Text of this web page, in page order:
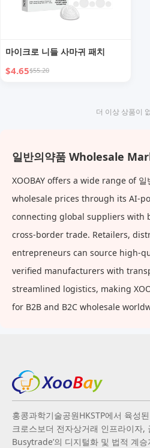
마이크로 니들 사마귀 패치
$4.65$55.20
더 이상 상품이
일반의약품 Wholesale
XOOBAY offers a wide range of
wholesale prices through its AI-
connecting global suppliers with
cross-border trade. Retailers,
entrepreneurs can source high-
verified manufacturers with
streamlined logistics, making
for B2B and B2C wholesale
홍콩과학기술공원HKSTP에서 육성
크로스보더 전자상거래 인프라이자,
Busytrade’의 디지털화 및 법적 계